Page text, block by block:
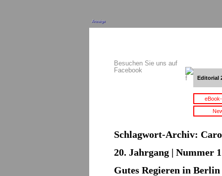
Anzeige
Besuchen Sie uns auf
Facebook
Editorial
Schlagwort-Archiv:
20. Jahrgang | Nummer
Gutes Regieren in Berlin